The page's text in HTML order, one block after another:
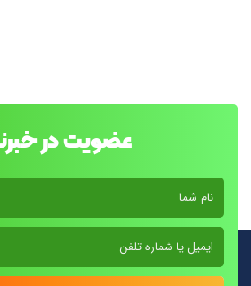
عضویت در